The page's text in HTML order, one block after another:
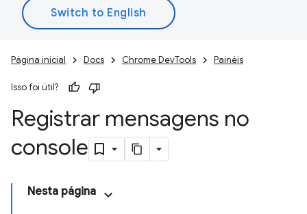
Página inicial Docs Chrome DevTools Painéis
Isso foi útil?
Registrar mensagens no
console
Nesta página